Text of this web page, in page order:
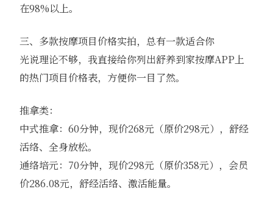
在98%以上。
三、多款按摩项目价格实拍，总有一款适合你
光说理论不够，我直接给你列出舒养到家按摩APP上
的热门项目价格表，方便你一目了然。
推拿类：
中式推拿：60分钟，现价268元（原价298元），舒经
活络、全身放松。
通络培元：70分钟，现价298元（原价358元），会员
价286.08元，舒经活络、激活能量。